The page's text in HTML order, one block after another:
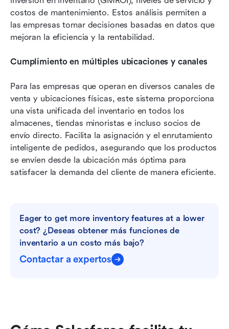
costos de mantenimiento. Estos análisis permiten a
las empresas tomar decisiones basadas en datos que
mejoran la eficiencia y la rentabilidad.
Cumplimiento en múltiples ubicaciones y canales
Para las empresas que operan en diversos canales de
venta y ubicaciones físicas, este sistema proporciona
una vista unificada del inventario en todos los
almacenes, tiendas minoristas e incluso socios de
envío directo. Facilita la asignación y el enrutamiento
inteligente de pedidos, asegurando que los productos
se envíen desde la ubicación más óptima para
satisfacer la demanda del cliente de manera eficiente.
Eager to get more inventory features at a lower
cost? ¿Deseas obtener más funciones de
inventario a un costo más bajo?
Contactar a expertos